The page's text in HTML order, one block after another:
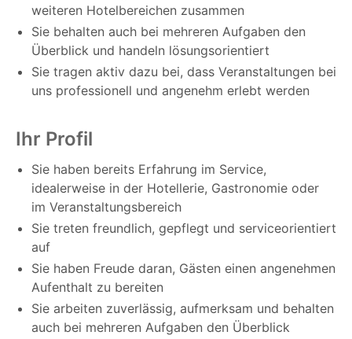
weiteren Hotelbereichen zusammen
Sie behalten auch bei mehreren Aufgaben den
Überblick und handeln lösungsorientiert
Sie tragen aktiv dazu bei, dass Veranstaltungen bei
uns professionell und angenehm erlebt werden
Ihr Profil
Sie haben bereits Erfahrung im Service,
idealerweise in der Hotellerie, Gastronomie oder
im Veranstaltungsbereich
Sie treten freundlich, gepflegt und serviceorientiert
auf
Sie haben Freude daran, Gästen einen angenehmen
Aufenthalt zu bereiten
Sie arbeiten zuverlässig, aufmerksam und behalten
auch bei mehreren Aufgaben den Überblick